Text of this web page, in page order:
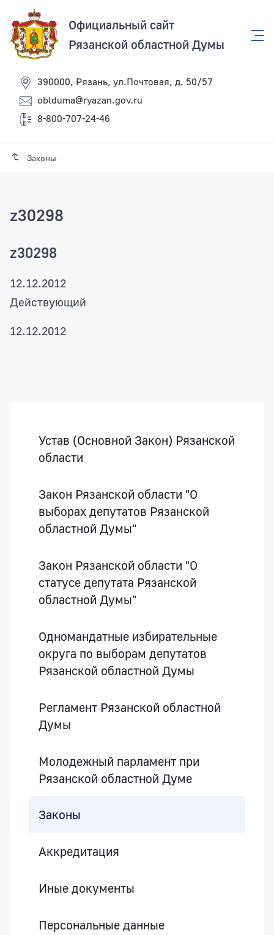
Официальный сайт
Рязанской областной Думы
390000, Рязань, ул.Почтовая, д. 50/57
oblduma@ryazan.gov.ru
8-800-707-24-46
Законы
z30298
z30298
12.12.2012
Действующий
12.12.2012
Устав (Основной Закон) Рязанской
области
Закон Рязанской области "О
выборах депутатов Рязанской
областной Думы"
Закон Рязанской области "О
статусе депутата Рязанской
областной Думы"
Одномандатные избирательные
округа по выборам депутатов
Рязанской областной Думы
Регламент Рязанской областной
Думы
Молодежный парламент при
Рязанской областной Думе
Законы
Аккредитация
Иные документы
Персональные данные